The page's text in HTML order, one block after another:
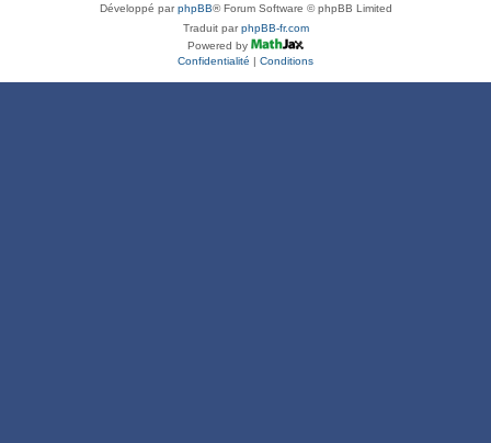
Développé parphpBB® Forum Software © phpBB Limited
Traduit parphpBB-fr.com
Powered by
Confidentialité | Conditions